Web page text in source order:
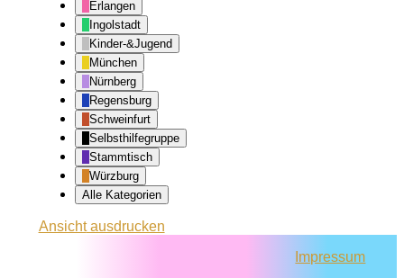
Erlangen
Ingolstadt
Kinder-&Jugend
München
Nürnberg
Regensburg
Schweinfurt
Selbsthilfegruppe
Stammtisch
Würzburg
Alle Kategorien
Ansichtausdrucken
Impressum